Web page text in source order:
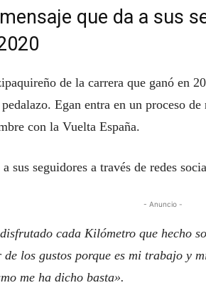
que da a sus
de la carrera que ganó en
Egan entra en un proceso
con la Vuelta España.
sus seguidores a través de redes
- Anuncio -
cada Kilómetro que hecho
de los gustos porque es mi trabajo y
me ha dicho basta».